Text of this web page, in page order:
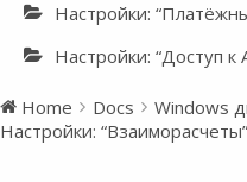
Настройки:
Настройки: “Доступ к
Home Docs
Windows
Настройки: “Взаиморасчеты”